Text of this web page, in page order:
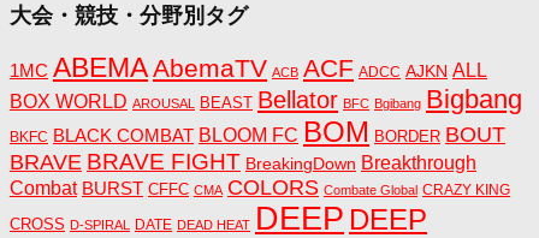
大会・競技・分野別タグ
1MC ABEMAAbemaTV ACB ACF ADCC AJKN ALL
BOX WORLD AROUSAL BEAST Bellator BFC Bgibang Bigbang
BKFC BLACK COMBAT BLOOM FC BOM BORDER BOUT
BRAVE BRAVE FIGHT BreakingDown Breakthrough
Combat BURST CFFC CMA COLORS Combate Global CRAZY KING
CROSS D-SPIRAL DATE DEAD HEAT DEEP DEEP